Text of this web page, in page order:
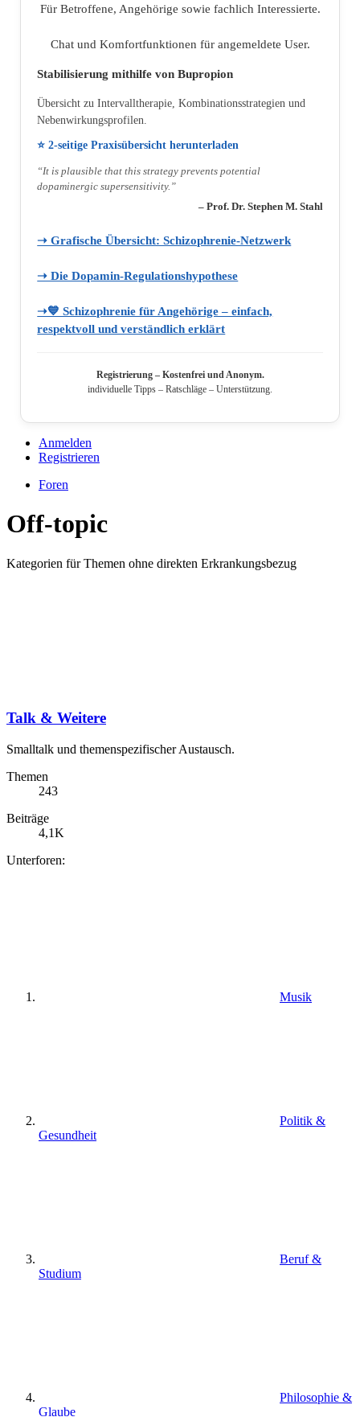
Für Betroffene, Angehörige sowie fachlich Interessierte.
Chat und Komfortfunktionen für angemeldete User.
Stabilisierung mithilfe von Bupropion
Übersicht zu Intervalltherapie, Kombinationsstrategien und
Nebenwirkungsprofilen.
⭐ 2‑seitige Praxisübersicht herunterladen
“It is plausible that this strategy prevents potential
dopaminergic supersensitivity.”
– Prof. Dr. Stephen M. Stahl
➝ Grafische Übersicht: Schizophrenie‑Netzwerk
➝ Die Dopamin‑Regulationshypothese
➝💙 Schizophrenie für Angehörige – einfach,
respektvoll und verständlich erklärt
Registrierung – Kostenfrei und Anonym.
individuelle Tipps – Ratschläge – Unterstützung.
Anmelden
Registrieren
Foren
Off-topic
Kategorien für Themen ohne direkten Erkrankungsbezug
Talk & Weitere
Smalltalk und themenspezifischer Austausch.
Themen
243
Beiträge
4,1K
Unterforen:
Musik
Politik &
Gesundheit
Beruf &
Studium
Philosophie &
Glaube